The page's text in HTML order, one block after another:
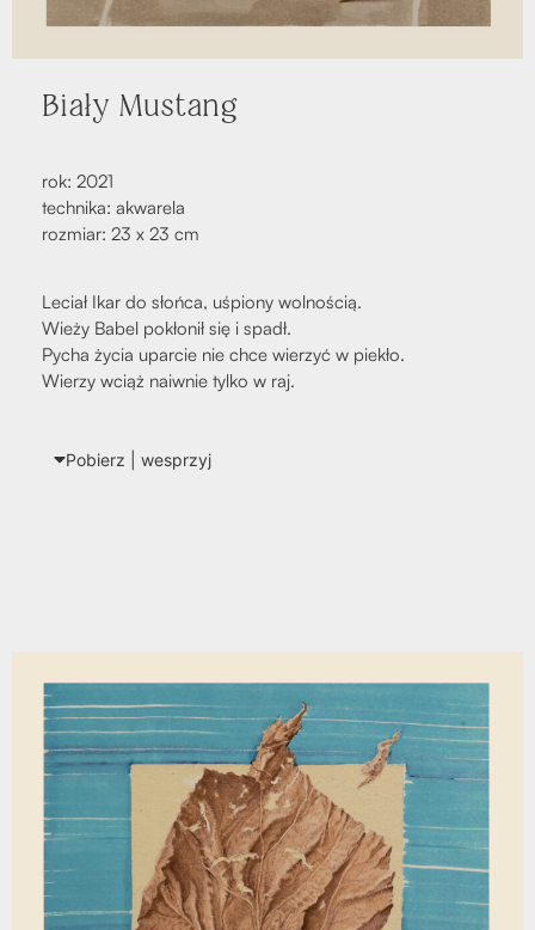
Bia­ły Mustang
rok: 2021
tech­ni­ka: akwa­re­la
roz­miar: 23 x 23 cm
Leciał Ikar do słoń­ca, uśpio­ny wol­no­ścią.
Wie­ży Babel pokło­nił się i spadł.
Pycha życia upar­cie nie chce wie­rzyć w pie­kło.
Wie­rzy wciąż naiw­nie tyl­ko w raj.
Pobierz | wes­przyj